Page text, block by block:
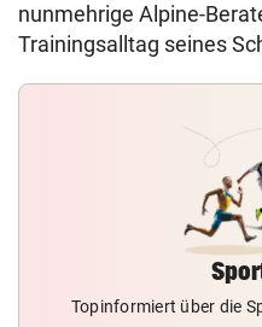
nunmehrige Alpine-
Trainingsalltag seines
Topinformiert über die